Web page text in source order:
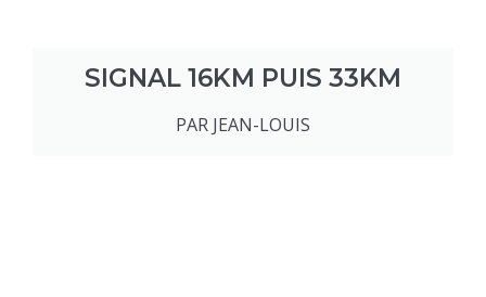
SIGNAL 16KM PUIS 33KM
PAR JEAN-LOUIS